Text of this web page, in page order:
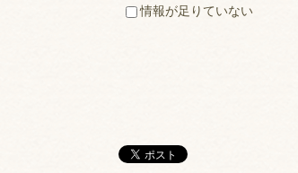
情報が足りていない